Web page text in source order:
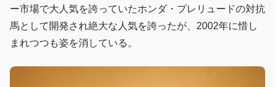
ー市場で大人気を誇っていたホンダ・プレリュードの対抗
馬として開発され絶大な人気を誇ったが、2002年に惜し
まれつつも姿を消している。